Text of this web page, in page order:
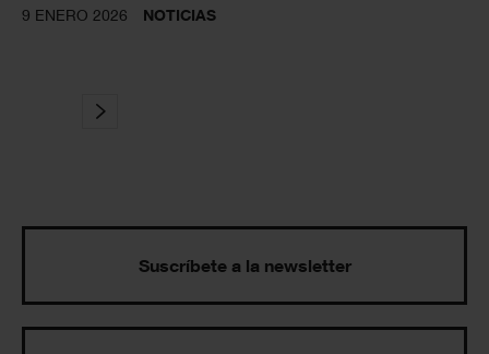
9 ENERO 2026 NOTICIAS
Suscríbete a la newsletter